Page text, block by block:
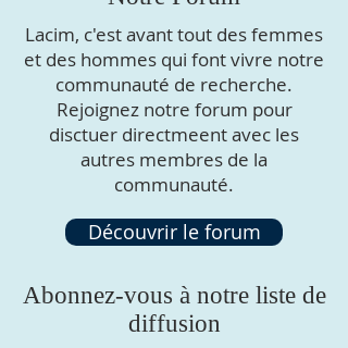
Lacim, c'est avant tout des femmes
et des hommes qui font vivre notre
communauté de recherche.
Rejoignez notre forum pour
disctuer directmeent avec les
autres membres de la
communauté.
Découvrir le forum
Abonnez-vous à notre liste de
diffusion